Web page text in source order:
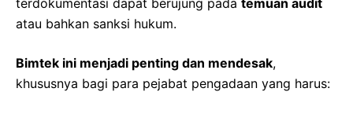
terdokumentasi dapat berujung pada temuan audit
atau bahkan sanksi hukum.
Bimtek ini menjadi penting dan mendesak,
khususnya bagi para pejabat pengadaan yang harus: